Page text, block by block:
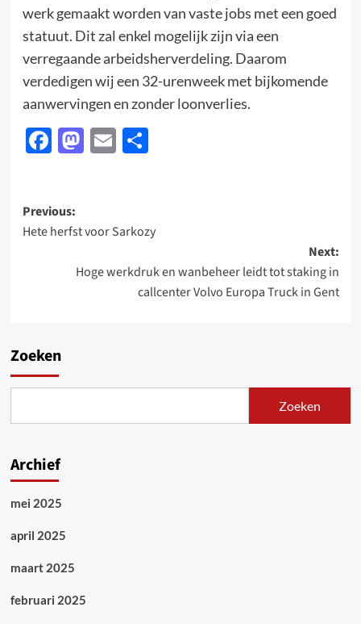
werk gemaakt worden van vaste jobs met een goed
statuut. Dit zal enkel mogelijk zijn via een
verregaande arbeidsherverdeling. Daarom
verdedigen wij een 32-urenweek met bijkomende
aanwervingen en zonder loonverlies.
Facebook
Mastodon
EmailDelen
Post
navigation
Previous:
Hete herfst voor Sarkozy
Next:
Hoge werkdruk en wanbeheer leidt tot staking in
callcenter Volvo Europa Truck in Gent
Zoeken
Zoeken
Archief
mei 2025
april 2025
maart 2025
februari 2025